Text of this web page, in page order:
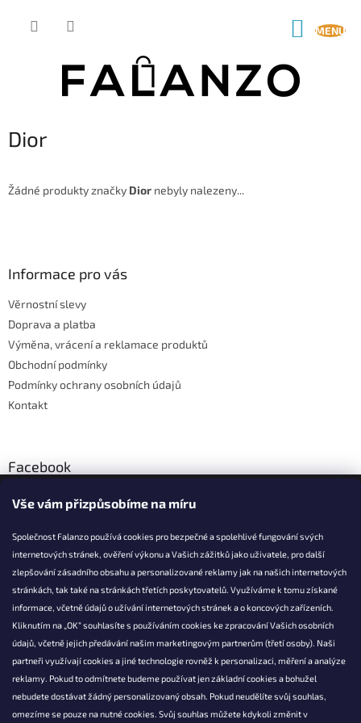
Vše vám přizpůsobíme na míru
Společnost Falanzo používá cookies pro bezpečné a spolehlivé fungování svých
internetových stránek, ověření výkonu a Vašich zážitků jako uživatele, pro další
zlepšování zásadního obsahu a personalizované reklamy jak na našich internetových
stránkách, tak také na stránkách třetích poskytovatelů. Využíváme k tomu získané
informace, včetně údajů o užívání internetových stránek a o koncových zařízeních.
Kliknutím na „OK“ souhlasíte s používáním cookies ke zpracování Vašich osobních
údajů, včetně jejich předávání našim marketingovým partnerům (třetí osoby). Naši
partneři využívají cookies a jiné technologie rovněž k personalizaci, měření a analýze
reklamy. Pokud to odmítnete budeme používat jen základní cookies a bohužel
nebudete dostávat žádný personalizovaný obsah. Pokud neudělíte svůj souhlas,
omezíme se pouze na nutné cookies. Svůj souhlas můžete kdykoli změnit v
Dior
Žádné produkty značky Dior nebyly nalezeny...
Informace pro vás
Věrnostní slevy
Doprava a platba
Výměna, vrácení a reklamace produktů
Obchodní podmínky
Podmínky ochrany osobních údajů
Kontakt
Facebook
KONTAKT
info@falanzo.cz
Falanzo.cz
FalanzoCZ